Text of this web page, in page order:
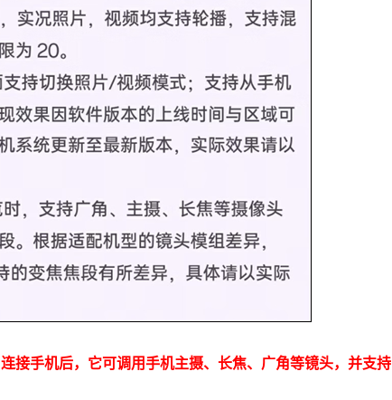
连接手机后，它可调用手机主摄、长焦、广角等镜头，并支持